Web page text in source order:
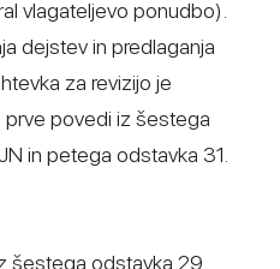
vlagateljevo ponudbo).
dejstev in predlaganja
za revizijo je
povedi iz šestega
in petega odstavka 31.
šestega odstavka 29.